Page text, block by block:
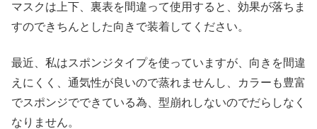
マスクは上下、裏表を間違って使用すると、効果が落ちま
すのできちんとした向きで装着してください。
最近、私はスポンジタイプを使っていますが、向きを間違
えにくく、通気性が良いので蒸れませんし、カラーも豊富
でスポンジでできている為、型崩れしないのでだらしなく
なりません。